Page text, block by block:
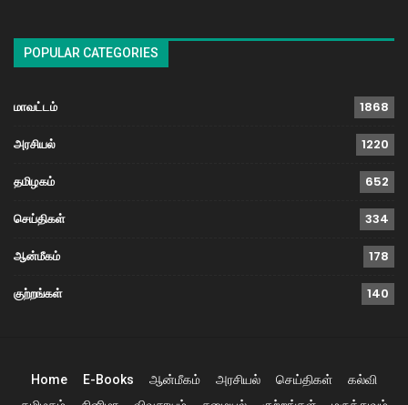
POPULAR CATEGORIES
மாவட்டம் 1868
அரசியல் 1220
தமிழகம் 652
செய்திகள் 334
ஆன்மீகம் 178
குற்றங்கள் 140
Home E-Books ஆன்மீகம் அரசியல் செய்திகள்
கல்வி